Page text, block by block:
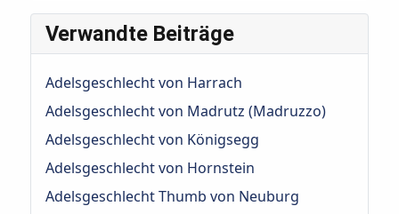
Verwandte Beiträge
Adelsgeschlecht von Harrach
Adelsgeschlecht von Madrutz (Madruzzo)
Adelsgeschlecht von Königsegg
Adelsgeschlecht von Hornstein
Adelsgeschlecht Thumb von Neuburg